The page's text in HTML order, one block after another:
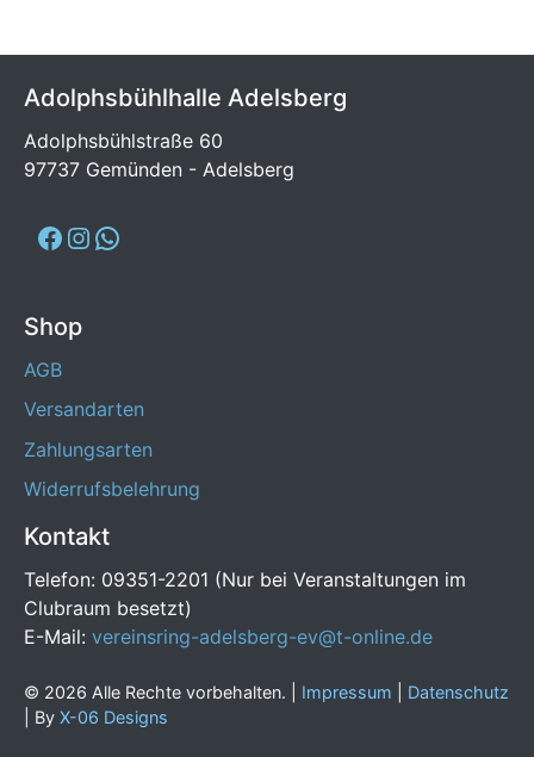
Adolphsbühlhalle Adelsberg
Adolphsbühlstraße 60
97737 Gemünden - Adelsberg
Shop
AGB
Versandarten
Zahlungsarten
Widerrufsbelehrung
Kontakt
Telefon: 09351-2201 (Nur bei Veranstaltungen im
Clubraum besetzt)
E-Mail: vereinsring-adelsberg-ev@t-online.de
© 2026 Alle Rechte vorbehalten. | Impressum
Datenschutz
| By X-06 Designs